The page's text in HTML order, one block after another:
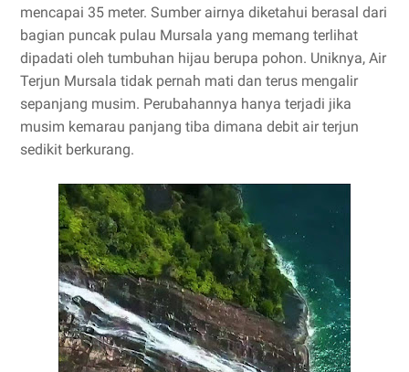
mencapai 35 meter. Sumber airnya diketahui berasal dari
bagian puncak pulau Mursala yang memang terlihat
dipadati oleh tumbuhan hijau berupa pohon. Uniknya, Air
Terjun Mursala tidak pernah mati dan terus mengalir
sepanjang musim. Perubahannya hanya terjadi jika
musim kemarau panjang tiba dimana debit air terjun
sedikit berkurang.